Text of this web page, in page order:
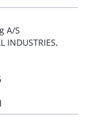
A/S
INDUSTRIES,